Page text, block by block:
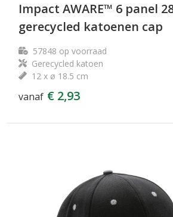
Impact AWARE™ 6 panel
gerecycled katoenen cap
57848 op voorraad
Gerecycled katoen
12 x ø 18.5 cm
vanaf € 2,93